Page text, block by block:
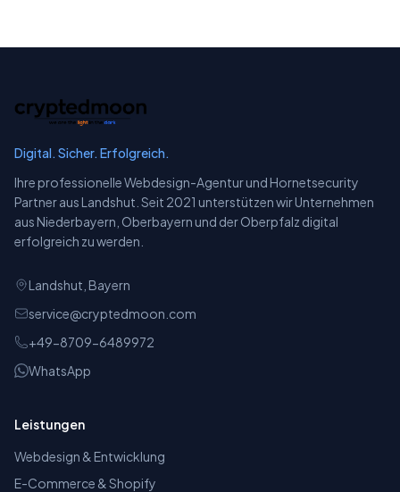
Digital. Sicher. Erfolgreich.
Ihre professionelle Webdesign-Agentur und Hornetsecurity
Partner aus Landshut. Seit 2021 unterstützen wir Unternehmen
aus Niederbayern, Oberbayern und der Oberpfalz digital
erfolgreich zu werden.
Landshut, Bayern
service@cryptedmoon.com
+49-8709-6489972
WhatsApp
Leistungen
Webdesign & Entwicklung
E-Commerce & Shopify